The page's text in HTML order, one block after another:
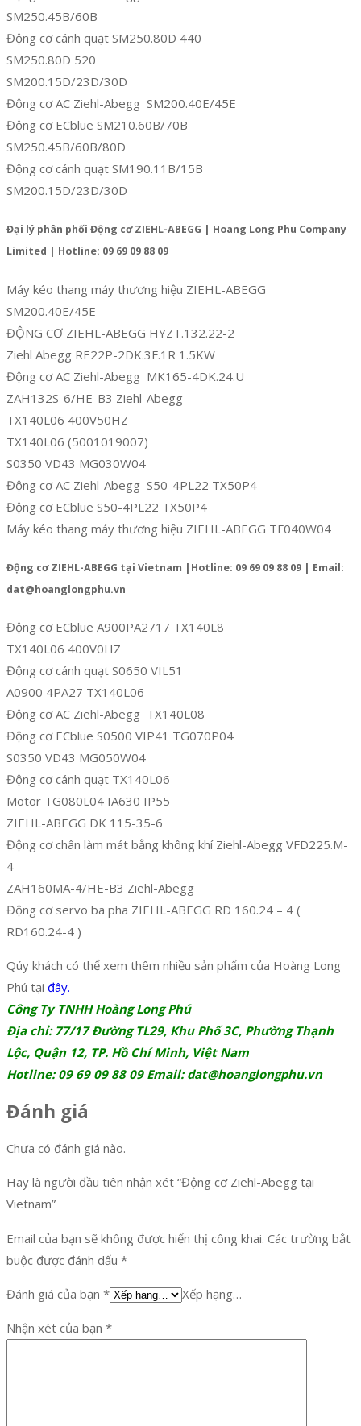
SM250.45B/60B
Động cơ cánh quạt SM250.80D 440
SM250.80D 520
SM200.15D/23D/30D
Động cơ AC Ziehl-Abegg SM200.40E/45E
Động cơ ECblue SM210.60B/70B
SM250.45B/60B/80D
Động cơ cánh quạt SM190.11B/15B
SM200.15D/23D/30D
Đại lý phân phối Động cơ ZIEHL-ABEGG | Hoang Long Phu Company
Limited | Hotline: 09 69 09 88 09
Máy kéo thang máy thương hiệu ZIEHL-ABEGG
SM200.40E/45E
ĐỘNG CƠ ZIEHL-ABEGG HYZT.132.22-2
Ziehl Abegg RE22P-2DK.3F.1R 1.5KW
Động cơ AC Ziehl-Abegg MK165-4DK.24.U
ZAH132S-6/HE-B3 Ziehl-Abegg
TX140L06 400V50HZ
TX140L06 (5001019007)
S0350 VD43 MG030W04
Động cơ AC Ziehl-Abegg S50-4PL22 TX50P4
Động cơ ECblue S50-4PL22 TX50P4
Máy kéo thang máy thương hiệu ZIEHL-ABEGG TF040W04
Động cơ ZIEHL-ABEGG tại Vietnam |Hotline: 09 69 09 88 09 | Email:
dat@hoanglongphu.vn
Động cơ ECblue A900PA2717 TX140L8
TX140L06 400V0HZ
Động cơ cánh quạt S0650 VIL51
A0900 4PA27 TX140L06
Động cơ AC Ziehl-Abegg TX140L08
Động cơ ECblue S0500 VIP41 TG070P04
S0350 VD43 MG050W04
Động cơ cánh quạt TX140L06
Motor TG080L04 IA630 IP55
ZIEHL-ABEGG DK 115-35-6
Động cơ chân làm mát bằng không khí Ziehl-Abegg VFD225.M-
4
ZAH160MA-4/HE-B3 Ziehl-Abegg
Động cơ servo ba pha ZIEHL-ABEGG RD 160.24 – 4 (
RD160.24-4 )
Qúy khách có thể xem thêm nhiều sản phẩm của Hoàng Long
Phú tại đây.
Công Ty TNHH Hoàng Long Phú
Địa chỉ: 77/17 Đường TL29, Khu Phố 3C, Phường Thạnh
Lộc, Quận 12, TP. Hồ Chí Minh, Việt Nam
Hotline: 09 69 09 88 09 Email:dat@hoanglongphu.vn
Đánh giá
Chưa có đánh giá nào.
Hãy là người đầu tiên nhận xét “Động cơ Ziehl-Abegg tại
Vietnam”
Email của bạn sẽ không được hiển thị công khai. Các trường bắt
buộc được đánh dấu *
Đánh giá của bạn * Xếp hạng…
Nhận xét của bạn *